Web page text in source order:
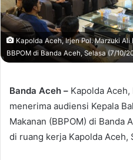
Kapolda Aceh, Irjen Pol. Marzuki
BBPOM di Banda Aceh, Selasa (7/10/
Banda Aceh – Kapolda
menerima audiensi Kepala
Makanan (BBPOM) di Banda
di ruang kerja Kapolda Aceh,